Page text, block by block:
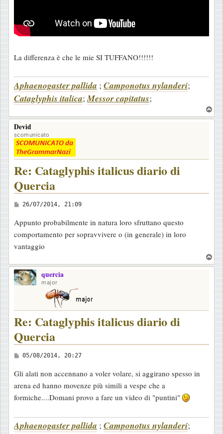
La differenza è che le mie SI TUFFANO!!!!!!
Aphaenogaster pallida ; Camponotus nylanderi;
Cataglyphis italica;Messor capitatus;
o
Devid
scomunicato
Re: Cataglyphis italicus diario di
Quercia
M
s
s
a
g
g
i
26/07/2014, 21:09
Appunto probabilmente in natura loro sfruttano questo
comportamento per sopravvivere o (in generale) in loro
vantaggio
o
quercia
major
Re: Cataglyphis italicus diario di
Quercia
M
s
s
a
g
05/08/2014, 20:27
Gli alati non accennano a voler volare, si aggirano spesso in
arena ed hanno movenze più simili a vespe che a
formiche....Domani provo a fare un video di "puntini"
Aphaenogaster pallida ; Camponotus nylanderi;